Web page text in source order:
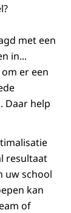
met een
in...
er een
Daar help
resultaat
uw school
kan
of